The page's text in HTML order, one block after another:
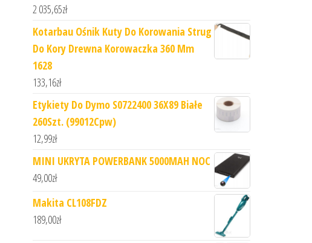
2 035,65zł
Kotarbau Ośnik Kuty Do Korowania Strug
Do Kory Drewna Korowaczka 360 Mm
1628
133,16zł
Etykiety Do Dymo S0722400 36X89 Białe
260Szt. (99012Cpw)
12,99zł
MINI UKRYTA POWERBANK 5000MAH NOC
49,00zł
Makita CL108FDZ
189,00zł